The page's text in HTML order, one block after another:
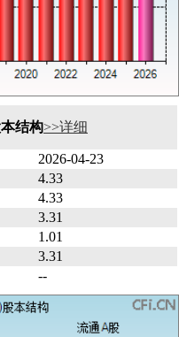
结构>>详细
2026-04-23
4.33
4.33
3.31
1.01
3.31
--